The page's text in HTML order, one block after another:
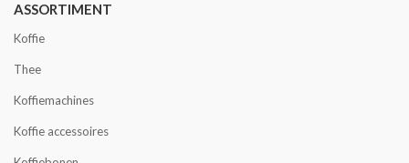
ASSORTIMENT
Koffie
Thee
Koffiemachines
Koffie accessoires